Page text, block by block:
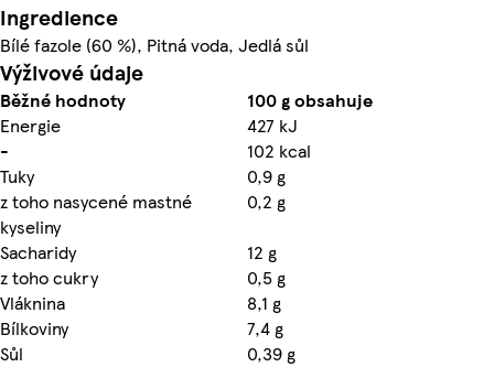
Ingredience
Bílé fazole (60 %), Pitná voda, Jedlá sůl
Výživové údaje
Běžné hodnoty
100 g obsahuje
Energie
427 kJ
-
102 kcal
Tuky
0,9 g
z toho nasycené mastné
kyseliny
0,2 g
Sacharidy
12 g
z toho cukry
0,5 g
Vláknina
8,1 g
Bílkoviny
7,4 g
Sůl
0,39 g